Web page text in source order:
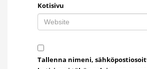
Kotisivu
Tallenna nimeni,